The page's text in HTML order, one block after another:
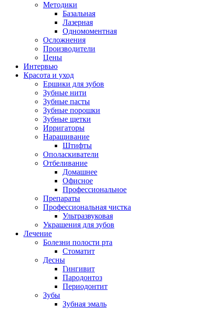
Методики
Базальная
Лазерная
Одномоментная
Осложнения
Производители
Цены
Интервью
Красота и уход
Ершики для зубов
Зубные нити
Зубные пасты
Зубные порошки
Зубные щетки
Ирригаторы
Наращивание
Штифты
Ополаскиватели
Отбеливание
Домашнее
Офисное
Профессиональное
Препараты
Профессиональная чистка
Ультразвуковая
Украшения для зубов
Лечение
Болезни полости рта
Стоматит
Десны
Гингивит
Пародонтоз
Периодонтит
Зубы
Зубная эмаль